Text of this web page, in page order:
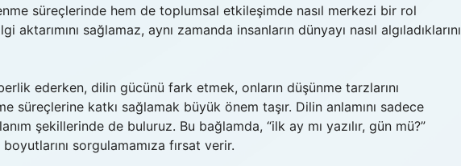
süreçlerinde hem de toplumsal etkileşimde nasıl merkezi bir rol
aktarımını sağlamaz, aynı zamanda insanların dünyayı nasıl algıladıklarını
ederken, dilin gücünü fark etmek, onların düşünme tarzlarını
süreçlerine katkı sağlamak büyük önem taşır. Dilin anlamını sadece
şekillerinde de buluruz. Bu bağlamda, “ilk ay mı yazılır, gün mü?”
sorgulamamıza fırsat verir.